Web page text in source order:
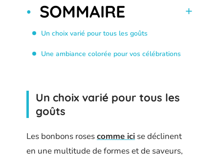
SOMMAIRE
Un choix varié pour tous les goûts
Une ambiance colorée pour vos célébrations
Un choix varié pour tous les
goûts
Les bonbons rosescomme ici se déclinent
en une multitude de formes et de saveurs,